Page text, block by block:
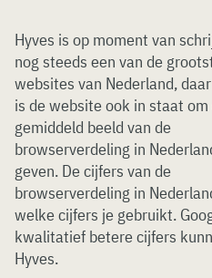
Hyves is op moment van
nog steeds een van de
websites van Nederland,
is de website ook in staat om
gemiddeld beeld van de
browserverdeling in
geven. De cijfers van de
browserverdeling in
welke cijfers je gebruikt.
kwalitatief betere cijfers
Hyves.